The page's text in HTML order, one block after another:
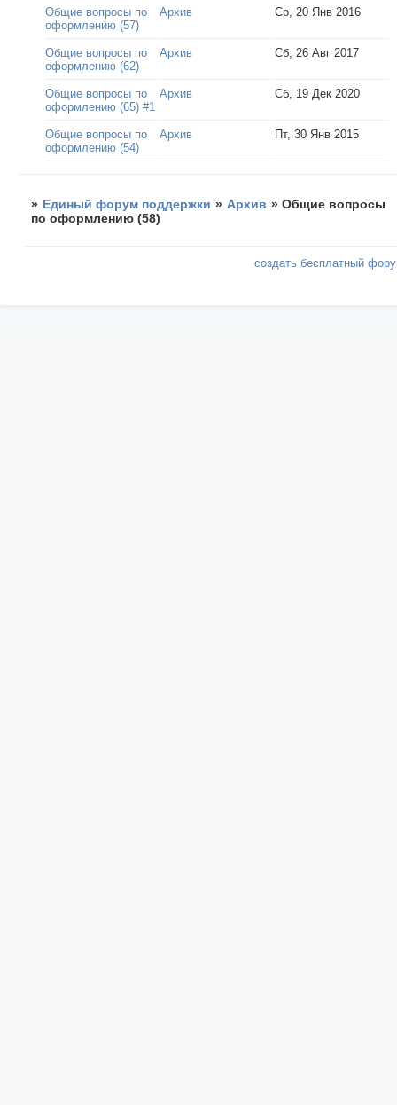
Общие вопросы по
оформлению (57)
Архив Ср, 20 Янв 2016
Общие вопросы по
оформлению (62)
Архив Сб, 26 Авг 2017
Общие вопросы по
оформлению (65) #1
Архив Сб, 19 Дек 2020
Общие вопросы по
оформлению (54)
Архив Пт, 30 Янв 2015
» Единый форум поддержки » Архив »Общие вопросы
по оформлению (58)
создать бесплатный